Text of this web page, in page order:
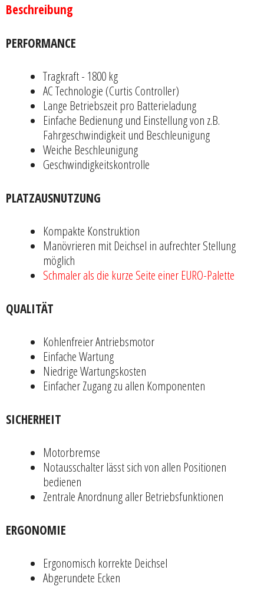
Beschreibung
PERFORMANCE
Tragkraft - 1800 kg
AC Technologie (Curtis Controller)
Lange Betriebszeit pro Batterieladung
Einfache Bedienung und Einstellung von z.B.
Fahrgeschwindigkeit und Beschleunigung
Weiche Beschleunigung
Geschwindigkeitskontrolle
PLATZAUSNUTZUNG
Kompakte Konstruktion
Manövrieren mit Deichsel in aufrechter Stellung
möglich
Schmaler als die kurze Seite einer EURO-Palette
QUALITÄT
Kohlenfreier Antriebsmotor
Einfache Wartung
Niedrige Wartungskosten
Einfacher Zugang zu allen Komponenten
SICHERHEIT
Motorbremse
Notausschalter lässt sich von allen Positionen
bedienen
Zentrale Anordnung aller Betriebsfunktionen
ERGONOMIE
Ergonomisch korrekte Deichsel
Abgerundete Ecken